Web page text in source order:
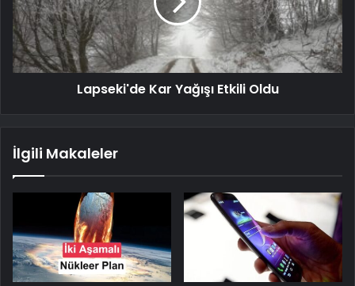
Lapseki'de Kar Yağışı Etkili Oldu
İlgili Makaleler